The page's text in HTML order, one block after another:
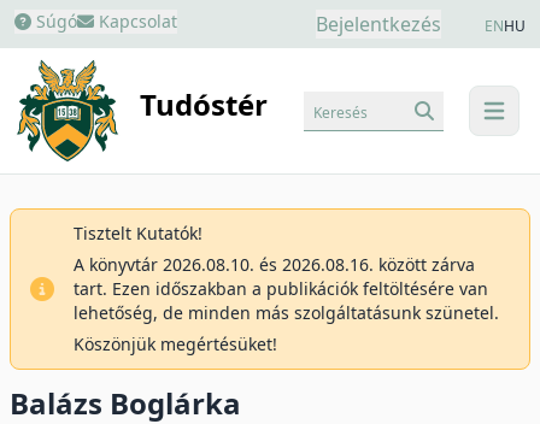
Súgó Kapcsolat Bejelentkezés ENHU
Tudóstér menu
Keresés
Tisztelt Kutatók!
A könyvtár 2026.08.10. és 2026.08.16. között zárva
tart. Ezen időszakban a publikációk feltöltésére van
lehetőség, de minden más szolgáltatásunk szünetel.
Köszönjük megértésüket!
Balázs Boglárka